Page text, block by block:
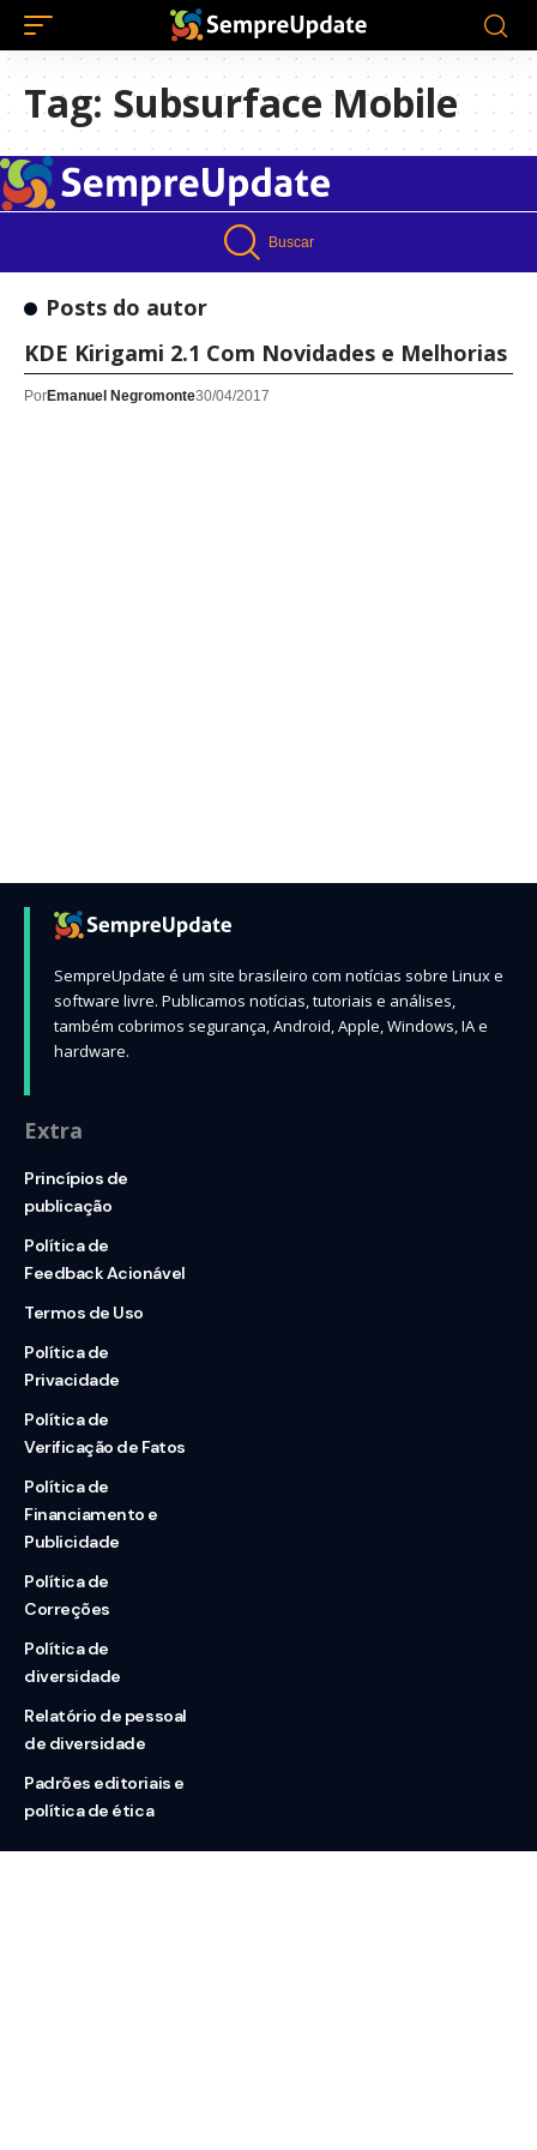
Tag: Subsurface Mobile
Buscar
Posts do autor
KDE Kirigami 2.1 Com Novidades e Melhorias
PorEmanuel Negromonte30/04/2017
SempreUpdate é um site brasileiro com notícias sobre Linux e
software livre. Publicamos notícias, tutoriais e análises,
também cobrimos segurança, Android, Apple, Windows, IA e
hardware.
Extra
Princípios de
publicação
Política de
Feedback Acionável
Termos de Uso
Política de
Privacidade
Política de
Verificação de Fatos
Política de
Financiamento e
Publicidade
Política de
Correções
Política de
diversidade
Relatório de pessoal
de diversidade
Padrões editoriais e
política de ética